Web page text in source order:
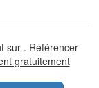
sur . Référencer
gratuitement